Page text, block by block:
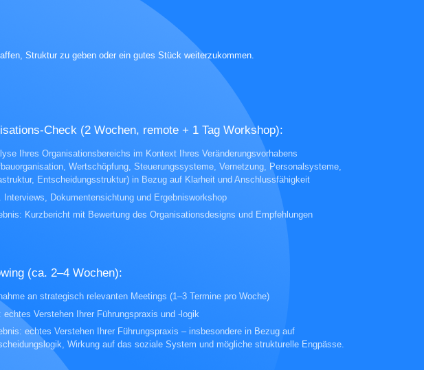
Struktur zu geben oder ein gutes Stück weiterzukommen.
Check (2 Wochen, remote + 1 Tag Workshop):
Ihres Organisationsbereichs im Kontext Ihres Veränderungsvorhabens
Wertschöpfung, Steuerungssysteme, Vernetzung, Personalsysteme,
Entscheidungsstruktur) in Bezug auf Klarheit und Anschlussfähigkeit
Interviews, Dokumentensichtung und Ergebnisworkshop
Kurzbericht mit Bewertung des Organisationsdesigns und Empfehlungen
(ca. 2–4 Wochen):
an strategisch relevanten Meetings (1–3 Termine pro Woche)
echtes Verstehen Ihrer Führungspraxis und -logik
echtes Verstehen Ihrer Führungspraxis – insbesondere in Bezug auf
Wirkung auf das soziale System und mögliche strukturelle Engpässe.